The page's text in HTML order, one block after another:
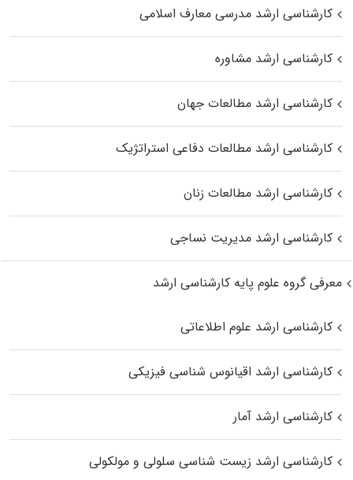
کارشناسی ارشد مدرسی معارف اسلامی
کارشناسی ارشد مشاوره
کارشناسی ارشد مطالعات جهان
کارشناسی ارشد مطالعات دفاعی استراتژیک
کارشناسی ارشد مطالعات زنان
کارشناسی ارشد مدیریت نساجی
معرفی گروه علوم پایه کارشناسی ارشد
کارشناسی ارشد علوم اطلاعاتی
کارشناسی ارشد اقیانوس‌ شناسی فیزیکی
کارشناسی ارشد آمار
کارشناسی ارشد زیست شناسی سلولی و مولکولی